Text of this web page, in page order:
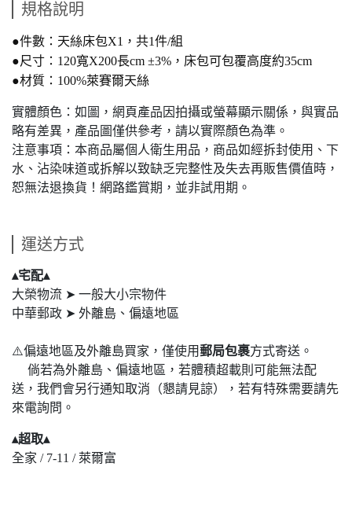
規格說明
●件數：天絲床包X1，共1件/組
●尺寸 ：120寬X200長cm ±3%，床包可包覆高度約35cm
●材質： 100%萊賽爾天絲
實體顏色：如圖，網頁產品因拍攝或螢幕顯示關係，與實品
略有差異，產品圖僅供參考，請以實際顏色為準。
注意事項：本商品屬個人衛生用品，商品如經拆封使用、下
水、沾染味道或拆解以致缺乏完整性及失去再販售價值時，
恕無法退換貨！網路鑑賞期，並非試用期。
運送方式
▴宅配▴
大榮物流 ➤ 一般大小宗物件
中華郵政 ➤ 外離島、偏遠地區
⚠️偏遠地區及外離島買家，僅使用郵局包裹方式寄送。
倘若為外離島、偏遠地區，若體積超載則可能無法配
送，我們會另行通知取消（懇請見諒），若有特殊需要請先
來電詢問。
▴超取▴
全家 / 7-11 / 萊爾富